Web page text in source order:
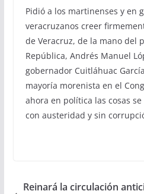
Pidió a los martinenses y en
veracruzanos creer
de Veracruz, de la mano del
República, Andrés Manuel
gobernador Cuitláhuac
mayoría morenista en el
ahora en política las cosas
con austeridad y sin
Reinará la circulación